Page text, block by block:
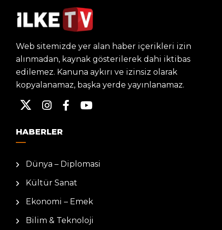
Web sitemizde yer alan haber içerikleri izin
alınmadan, kaynak gösterilerek dahi iktibas
edilemez. Kanuna aykırı ve izinsiz olarak
kopyalanamaz, başka yerde yayınlanamaz.
HABERLER
Dünya – Diplomasi
Kültür Sanat
Ekonomi – Emek
Bilim & Teknoloji